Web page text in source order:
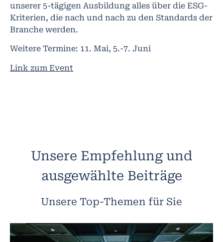
unserer 5-tägigen Ausbildung alles über die ESG-
Kriterien, die nach und nach zu den Standards der
Branche werden.
Weitere Termine: 11. Mai, 5.-7. Juni
Link zum Event
Unsere Empfehlung und
ausgewählte Beiträge
Unsere Top-Themen für Sie